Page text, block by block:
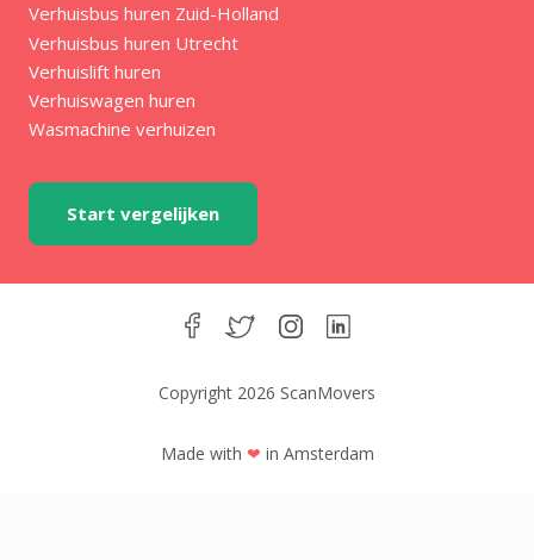
Verhuisbus huren Zuid-Holland
Verhuisbus huren Utrecht
Verhuislift huren
Verhuiswagen huren
Wasmachine verhuizen
Start vergelijken
Copyright 2026 ScanMovers
Made with ❤ in Amsterdam